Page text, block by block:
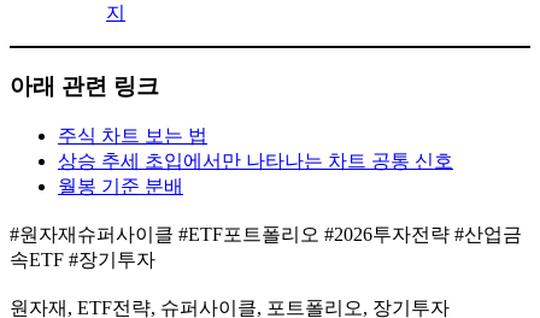
지
아래 관련 링크
주식 차트 보는 법
상승 추세 초입에서만 나타나는 차트 공통 신호
월봉 기준 분배
#원자재슈퍼사이클 #ETF포트폴리오 #2026투자전략 #산업금
속ETF #장기투자
원자재, ETF전략, 슈퍼사이클, 포트폴리오, 장기투자